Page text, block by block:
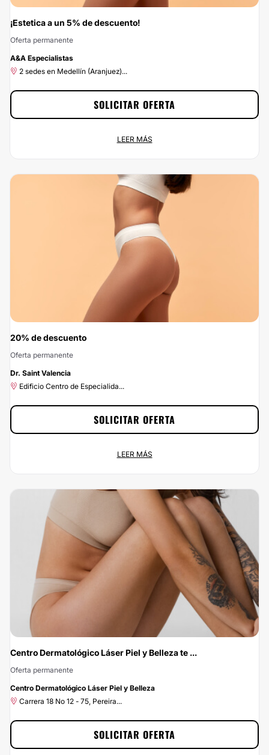
-5%
¡Estetica a un 5% de descuento!
Oferta permanente
A&A Especialistas
2 sedes en Medellín (Aranjuez)...
No dejes escapar esta oportunidad: con Clinicasesteticas.com.co vas a
ahorrar el 5% si te pones en las manos de AyA Especialistas. Si estás
buscando el mejor precio para un servicio de calidad, ¡has encontrado la
mejor opción! Porque en Clinicasesteticas.com.co, no queremos que el precio
SOLICITAR OFERTA
LEER MÁS
-20%
20% de descuento
Oferta permanente
Dr. Saint Valencia
Edificio Centro de Especialida...
Empieza a ahorrar ahora mismo disfrutando del 20% de descuento que te
ofrecemos por contratar a Dr. Saint Valencia a través de
Clinicasesteticas.com.co. Haz click en el botón Solicitar Promoción y
¡aprovecha nuestros descuentos!
SOLICITAR OFERTA
LEER MÁS
-10%
Centro Dermatológico Láser Piel y Belleza te ...
Oferta permanente
Centro Dermatológico Láser Piel y Belleza
Carrera 18 No 12 - 75, Pereira...
SOLICITAR OFERTA